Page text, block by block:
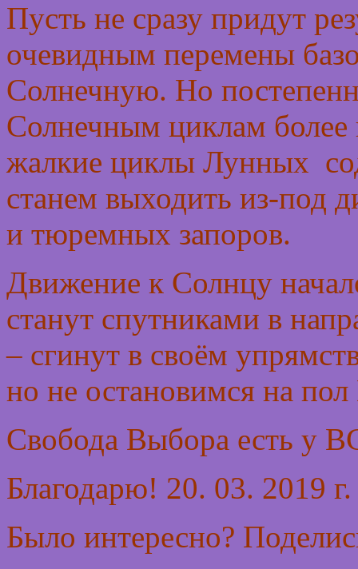
Пусть не сразу придут
очевидным перемены
Солнечную. Но
Солнечным циклам более
жалкие циклы Лунных
станем выходить из-под
и тюремных запоров.
Движение к Солнцу
станут спутниками в
– сгинут в своём
но не остановимся на
Свобода Выбора есть у
Благодарю! 20. 03. 2019
Было интересно?